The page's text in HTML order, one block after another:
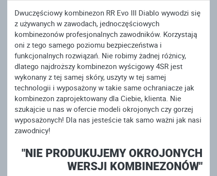
Dwuczęściowy kombinezon RR Evo III Diablo wywodzi się
z używanych w zawodach, jednoczęściowych
kombinezonów profesjonalnych zawodników. Korzystają
oni z tego samego poziomu bezpieczeństwa i
funkcjonalnych rozwiązań. Nie robimy żadnej różnicy,
dlatego najdroższy kombinezon wyścigowy 4SR jest
wykonany z tej samej skóry, uszyty w tej samej
technologii i wyposażony w takie same ochraniacze jak
kombinezon zaprojektowany dla Ciebie, klienta. Nie
szukajcie u nas w ofercie modeli okrojonych czy gorzej
wyposażonych! Dla nas jesteście tak samo ważni jak nasi
zawodnicy!
"NIE PRODUKUJEMY OKROJONYCH
WERSJI KOMBINEZONÓW"